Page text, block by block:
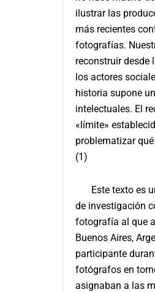
ilustrar las
más recientes
fotografías.
reconstruir desde
los actores
historia supone
intelectuales. El
«límite»
problematizar
(1)
Este texto es
de investigación
fotografía al que
Buenos Aires,
participante
fotógrafos en
asignaban a las